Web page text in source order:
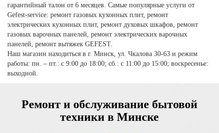
гарантийный талон от 6 месяцев. Самые популярные услуги от
Gefest-service: ремонт газовых кухонных плит, ремонт
электрических кухонных плит, ремонт духовых шкафов, ремонт
газовых варочных панелей, ремонт электрических варочных
панелей, ремонт вытяжек GEFEST.
Наш магазин находиться в г. Минск, ул. Чкалова 30-63 и режим
работы: пн. – пт.: с 9:00 до 18:00; сб.: с 11:00 до 15:00; воскресенье:
выходной.
Ремонт и обслуживание бытовой
техники в Минске